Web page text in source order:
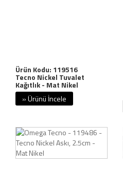
Ürün Kodu: 119516
Tecno Nickel Tuvalet
Kağıtlık - Mat Nikel
» Ürünü İncele